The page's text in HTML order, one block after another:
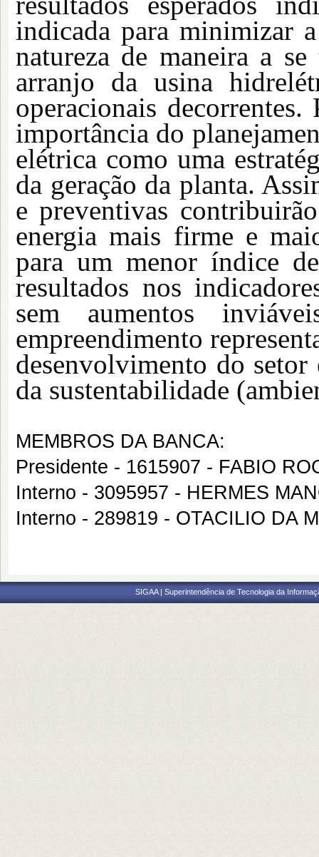
indicada para minimizar
natureza de maneira a
arranjo da usina
operacionais
importância do
elétrica como uma
da geração da planta.
e preventivas
energia mais firme e
para um menor índice
resultados nos
sem aumentos
empreendimento
desenvolvimento do
da sustentabilidade
MEMBROS DA BANCA:
Presidente - 1615907 - FABIO
Interno - 3095957 - HERMES
Interno - 289819 - OTACILIO DA
SIGAA | Superintendência de Tecnologia da